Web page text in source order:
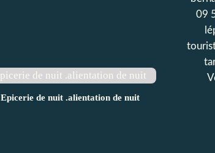
Epicerie de nuit .alientation de nuit
09